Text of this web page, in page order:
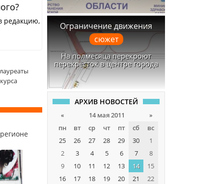
редакцию,
Ограничение движения
сюжет
На полмесяца перекроют
перекрёсток в центре города
АРХИВ НОВОСТЕЙ
« 14 мая 2011
»
пн
вт ср чт пт сб
вс
25
26 27 28 29 30
1
2
3 4 5 6 7
8
9
10 11 12 13 14
15
16
17 18 19 20 21
22